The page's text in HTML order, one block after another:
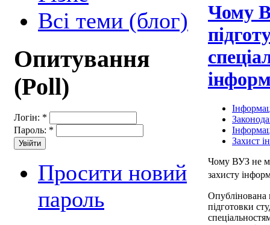
Всі теми (блог)
Опитування
(Poll)
Логін: *
Пароль: *
Просити новий
пароль
Чому
Захист
Чому ВУЗ не
захисту
Опублінована
підготовки